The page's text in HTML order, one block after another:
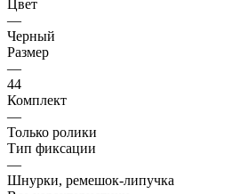
Цвет
—
Черный
Размер
—
44
Комплект
—
Только ролики
Тип фиксации
—
Шнурки, ремешок-липучка